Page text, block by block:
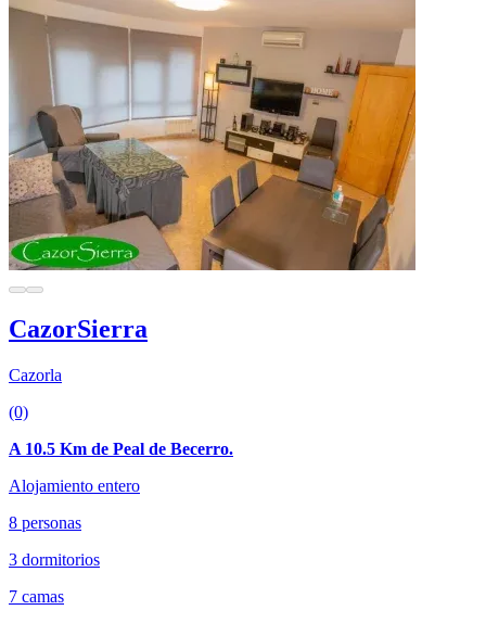
CazorSierra
Cazorla
(0)
A 10.5 Km de Peal de Becerro.
Alojamiento entero
8 personas
3 dormitorios
7 camas